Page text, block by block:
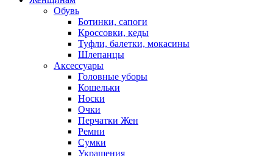
Обувь
Ботинки, сапоги
Кроссовки, кеды
Туфли, балетки, мокасины
Шлепанцы
Аксессуары
Головные уборы
Кошельки
Носки
Очки
Перчатки Жен
Ремни
Сумки
Украшения